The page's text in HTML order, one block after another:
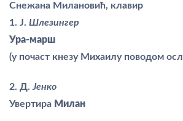
Снежана Милановић, клавир
1. Ј. Шлезингер
Ура-марш
(у почаст кнезу Михаилу поводом
2. Д. Јенко
Увертира Милан